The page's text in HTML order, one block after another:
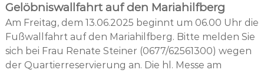
Gelöbniswallfahrt auf den Mariahilfberg
Am Freitag, dem 13.06.2025 beginnt um 06.00 Uhr die
Fußwallfahrt auf den Mariahilfberg. Bitte melden Sie
sich bei Frau Renate Steiner (0677/62561300) wegen
der Quartierreservierung an. Die hl. Messe am